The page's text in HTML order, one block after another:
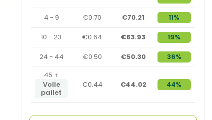
4 - 9 €0.70 €70.21 11%
10 - 23 €0.64 €63.93 19%
24 - 44 €0.50 €50.30
36%
45 +
Volle
pallet
€0.44 €44.02 44%